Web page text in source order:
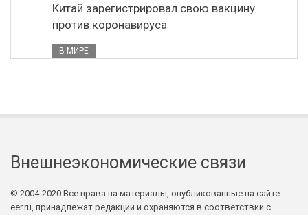
Китай зарегистрировал свою вакцину
против коронавируса
В МИРЕ
Внешнеэкономические связи
© 2004-2020 Все права на материалы, опубликованные на сайте
eer.ru, принадлежат редакции и охраняются в соответствии с